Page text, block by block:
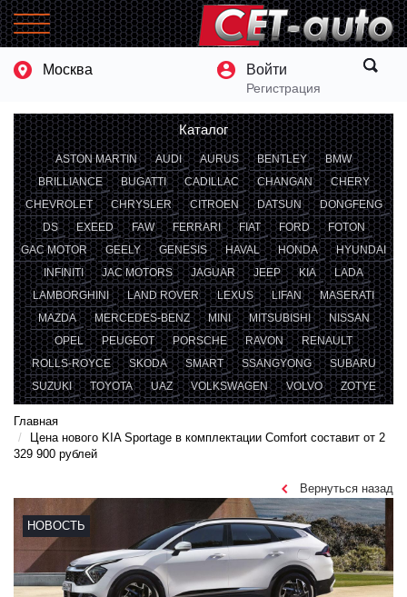
Москва Войти
Регистрация
Каталог
ASTON MARTIN AUDI AURUS BENTLEY
BMW
BRILLIANCE
BUGATTI CADILLAC CHANGAN
CHERY
CHEVROLET
CHRYSLER CITROEN DATSUN
DONGFENG
DS
EXEED FAW FERRARI FIAT FORD
FOTON
GAC MOTOR
GEELY GENESIS HAVAL HONDA
HYUNDAI
INFINITI
JAC MOTORS JAGUAR JEEP KIA
LADA
LAMBORGHINI
LAND ROVER LEXUS LIFAN
MASERATI
MAZDA
MERCEDES-BENZ MINI MITSUBISHI
NISSAN
OPEL
PEUGEOT PORSCHE RAVON
RENAULT
ROLLS-ROYCE
SKODA SMART SSANGYONG
SUBARU
SUZUKI
TOYOTA UAZ VOLKSWAGEN VOLVO ZOTYE
Главная
Цена нового KIA Sportage в комплектации Comfort составит от 2
329 900 рублей
Вернуться назад
НОВОСТЬ